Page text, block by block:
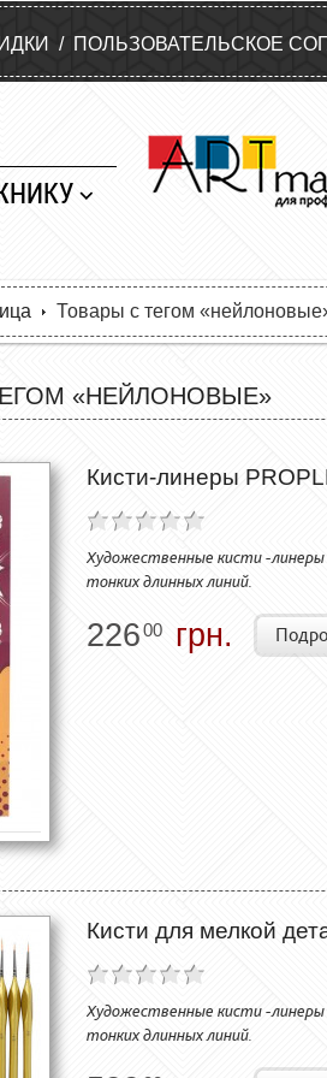
/ ПОЛЬЗОВАТЕЛЬСКОЕ
Товары с тегом
«НЕЙЛОНОВЫЕ»
Кисти-линеры
Художественные кисти -линеры
тонких длинных линий.
22600 грн.
Кисти для мелкой
Художественные кисти -линеры
тонких длинных линий.